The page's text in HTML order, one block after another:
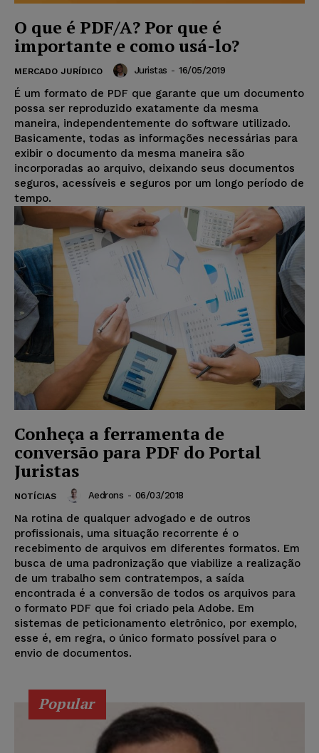
O que é PDF/A? Por que é
importante e como usá-lo?
MERCADO JURÍDICO Juristas - 16/05/2019
É um formato de PDF que garante que um documento
possa ser reproduzido exatamente da mesma
maneira, independentemente do software utilizado.
Basicamente, todas as informações necessárias para
exibir o documento da mesma maneira são
incorporadas ao arquivo, deixando seus documentos
seguros, acessíveis e seguros por um longo período de
tempo.
Conheça a ferramenta de
conversão para PDF do Portal
Juristas
NOTÍCIAS Aedrons - 06/03/2018
Na rotina de qualquer advogado e de outros
profissionais, uma situação recorrente é o
recebimento de arquivos em diferentes formatos. Em
busca de uma padronização que viabilize a realização
de um trabalho sem contratempos, a saída
encontrada é a conversão de todos os arquivos para
o formato PDF que foi criado pela Adobe. Em
sistemas de peticionamento eletrônico, por exemplo,
esse é, em regra, o único formato possível para o
envio de documentos.
Popular